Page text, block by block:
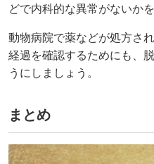
どで内科的な異常がないか
動物病院で薬などが処方さ
経過を確認するためにも、
うにしましょう。
︎まとめ